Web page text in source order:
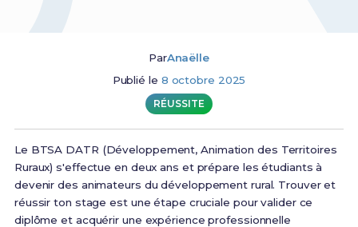
ParAnaëlle
Publié le 8 octobre 2025
RÉUSSITE
Le BTSA DATR (Développement, Animation des Territoires
Ruraux) s'effectue en deux ans et prépare les étudiants à
devenir des animateurs du développement rural. Trouver et
réussir ton stage est une étape cruciale pour valider ce
diplôme et acquérir une expérience professionnelle